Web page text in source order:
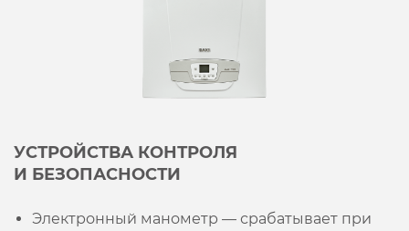
УСТРОЙСТВА КОНТРОЛЯ
И БЕЗОПАСНОСТИ
Электронный манометр — срабатывает при